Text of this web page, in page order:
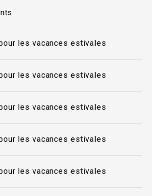
les vacances estivales
les vacances estivales
les vacances estivales
les vacances estivales
les vacances estivales